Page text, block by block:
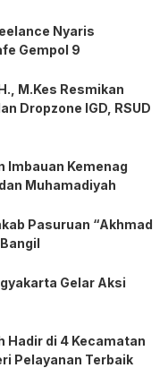
Nyaris
Gempol 9
M.Kes Resmikan
Dropzone IGD, RSUD
Imbauan Kemenag
Muhamadiyah
Pasuruan “Akhmad
Gelar Aksi
Hadir di 4 Kecamatan
Pelayanan Terbaik